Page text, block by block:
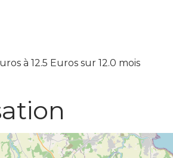
à 12.5 Euros sur 12.0 mois